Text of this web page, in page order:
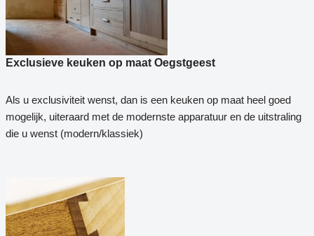
Exclusieve keuken op maat Oegstgeest
Als u exclusiviteit wenst, dan is een keuken op maat heel goed
mogelijk, uiteraard met de modernste apparatuur en de uitstraling
die u wenst (modern/klassiek)